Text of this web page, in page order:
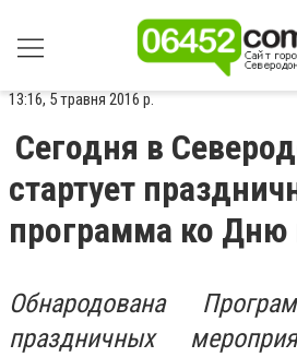
13:16, 5 травня 2016 р.
Сегодня в
стартует
программа ко Дню
Обнародована
праздничных